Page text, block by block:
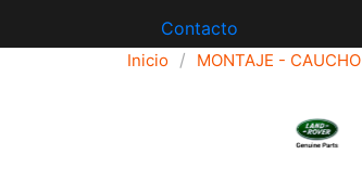
Contacto
Inicio MONTAJE - CAUCHO